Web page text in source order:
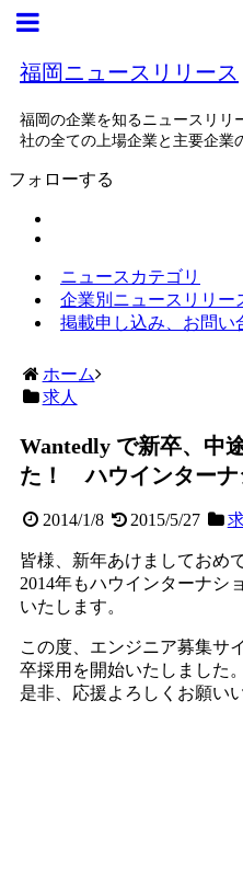
福岡ニュースリリース
福岡の企業を知るニュースリ
社の全ての上場企業と主要企業
フォローする
ニュースカテゴリ
企業別ニュースリリー
掲載申し込み、お問い
ホーム
求人
Wantedly で新卒、中
た！ ハウインターナ
2014/1/8 2015/5/27
皆様、新年あけましておめ
2014年もハウインターナシ
いたします。
この度、エンジニア募集サ
卒採用を開始いたしました。
是非、応援よろしくお願い